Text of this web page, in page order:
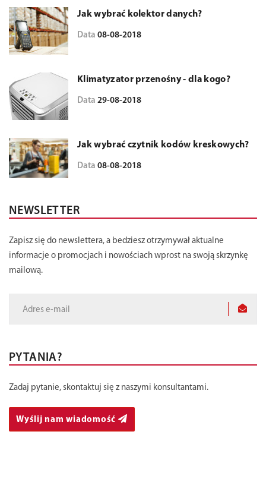
Jak wybrać kolektor danych?
Data 08-08-2018
Klimatyzator przenośny - dla kogo?
Data 29-08-2018
Jak wybrać czytnik kodów kreskowych?
Data 08-08-2018
NEWSLETTER
Zapisz się do newslettera, a bedziesz otrzymywał aktualne
informacje o promocjach i nowościach wprost na swoją skrzynkę
mailową.
PYTANIA?
Zadaj pytanie, skontaktuj się z naszymi konsultantami.
Wyślij nam wiadomość